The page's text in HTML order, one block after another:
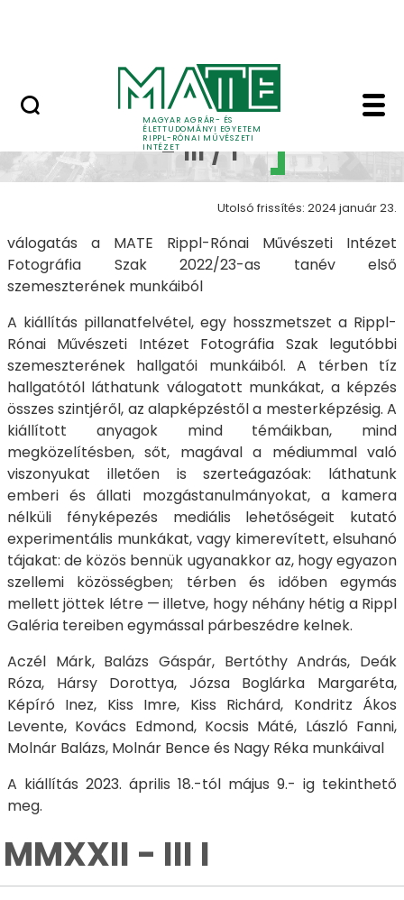
MAGYAR AGRÁR- ÉS
ÉLETTUDOMÁNYI EGYETEM
RIPPL-RÓNAI MŰVÉSZETI
INTÉZET
MMXXII - III I -
MMXXII
- III / I
Utolsó frissítés: 2024 január 23.
válogatás a MATE Rippl-Rónai Művészeti Intézet
Fotográfia Szak 2022/23-as tanév első
szemeszterének munkáiból
A kiállítás pillanatfelvétel, egy hosszmetszet a Rippl-
Rónai Művészeti Intézet Fotográfia Szak legutóbbi
szemeszterének hallgatói munkáiból. A térben tíz
hallgatótól láthatunk válogatott munkákat, a képzés
összes szintjéről, az alapképzéstől a mesterképzésig. A
kiállított anyagok mind témáikban, mind
megközelítésben, sőt, magával a médiummal való
viszonyukat illetően is szerteágazóak: láthatunk
emberi és állati mozgástanulmányokat, a kamera
nélküli fényképezés mediális lehetőségeit kutató
experimentális munkákat, vagy kimerevített, elsuhanó
tájakat: de közös bennük ugyanakkor az, hogy egyazon
szellemi közösségben; térben és időben egymás
mellett jöttek létre — illetve, hogy néhány hétig a Rippl
Galéria tereiben egymással párbeszédre kelnek.
Aczél Márk, Balázs Gáspár, Bertóthy András, Deák
Róza, Hársy Dorottya, Józsa Boglárka Margaréta,
Képíró Inez, Kiss Imre, Kiss Richárd, Kondritz Ákos
Levente, Kovács Edmond, Kocsis Máté, László Fanni,
Molnár Balázs, Molnár Bence és Nagy Réka munkáival
A kiállítás 2023. április 18.-tól május 9.- ig tekinthető
meg.
MMXXII - III I